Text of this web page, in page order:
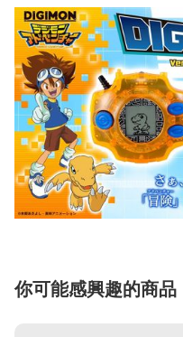
你可能感興趣的商品